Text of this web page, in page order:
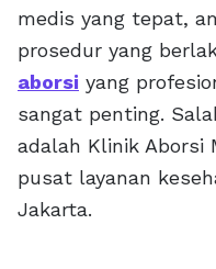
medis yang tepat,
prosedur yang
aborsi yang
sangat penting.
adalah Klinik Aborsi
pusat layanan
Jakarta.